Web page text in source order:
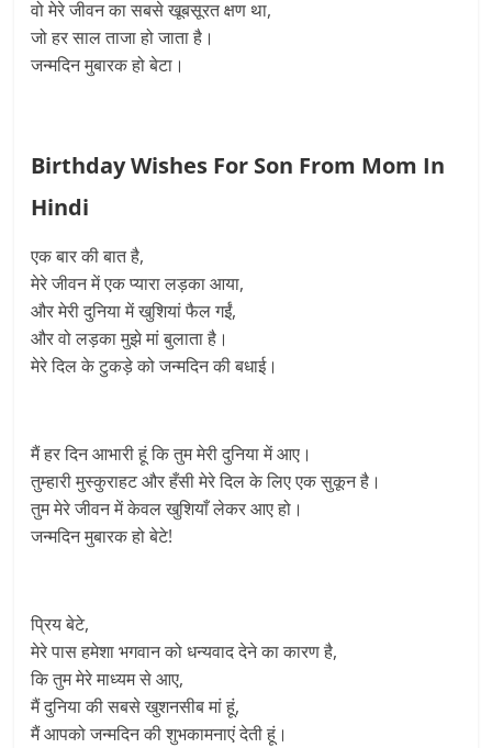
वो मेरे जीवन का सबसे खूबसूरत क्षण था,
जो हर साल ताजा हो जाता है।
जन्मदिन मुबारक हो बेटा।
Birthday Wishes For Son From Mom In
Hindi
एक बार की बात है,
मेरे जीवन में एक प्यारा लड़का आया,
और मेरी दुनिया में खुशियां फैल गईं,
और वो लड़का मुझे मां बुलाता है।
मेरे दिल के टुकड़े को जन्मदिन की बधाई।
मैं हर दिन आभारी हूं कि तुम मेरी दुनिया में आए।
तुम्हारी मुस्कुराहट और हँसी मेरे दिल के लिए एक सुकून है।
तुम मेरे जीवन में केवल खुशियाँ लेकर आए हो।
जन्मदिन मुबारक हो बेटे!
प्रिय बेटे,
मेरे पास हमेशा भगवान को धन्यवाद देने का कारण है,
कि तुम मेरे माध्यम से आए,
मैं दुनिया की सबसे खुशनसीब मां हूं,
मैं आपको जन्मदिन की शुभकामनाएं देती हूं।